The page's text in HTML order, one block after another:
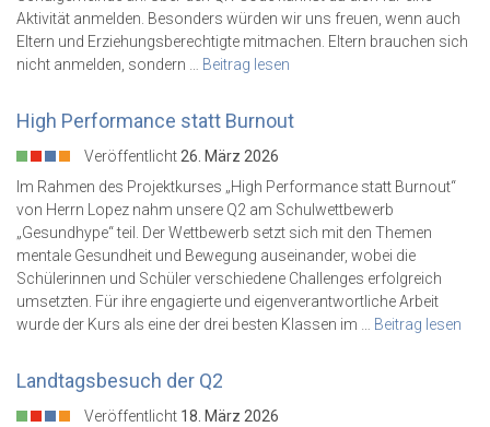
Aktivität anmelden. Besonders würden wir uns freuen, wenn auch
Eltern und Erziehungsberechtigte mitmachen. Eltern brauchen sich
nicht anmelden, sondern … Beitrag lesen
High Performance statt Burnout
Veröffentlicht26. März 2026
Im Rahmen des Projektkurses „High Performance statt Burnout“
von Herrn Lopez nahm unsere Q2 am Schulwettbewerb
„Gesundhype“ teil. Der Wettbewerb setzt sich mit den Themen
mentale Gesundheit und Bewegung auseinander, wobei die
Schülerinnen und Schüler verschiedene Challenges erfolgreich
umsetzten. Für ihre engagierte und eigenverantwortliche Arbeit
wurde der Kurs als eine der drei besten Klassen im … Beitrag lesen
Landtagsbesuch der Q2
Veröffentlicht 18. März 2026